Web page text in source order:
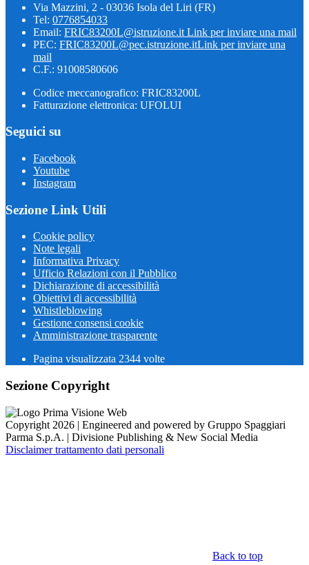
Via Mazzini, 2 - 03036 Isola del Liri (FR)
Tel: 0776854033
Email: FRIC83200L@istruzione.it Link per inviare una mail
PEC: FRIC83200L@pec.istruzione.itLink per inviare una
mail
C.F.: 91008580606
Codice meccanografico: FRIC83200L
Fatturazione elettronica: UFOLUI
Seguici su
Facebook
Youtube
Instagram
Sezione Link Utili
Cookie policy
Note legali
Informativa Privacy
Ufficio Relazioni con il Pubblico
Dichiarazione di accessibilità
Obiettivi di accessibilità
Whistleblowing
Gestione consensi cookie
Amministrazione trasparente
Pagina visualizzata 2344 volte
Sezione Copyright
Copyright 2026 | Engineered and powered by Gruppo Spaggiari
Parma S.p.A. | Divisione Publishing & New Social Media
Disclaimer trattamento dati personali
Back to top